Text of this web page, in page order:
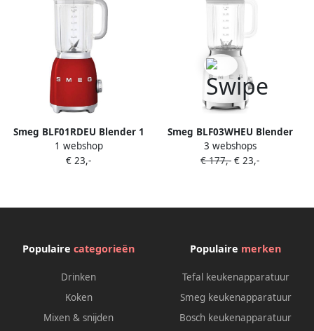
Smeg BLF01RDEU Blender 1
5L Rood OP=OP | Blenders |
Keuken&Koken
1 webshop
€ 23,-
Smeg BLF03WHEU Blender
Smoothie Blender 800W 1 5L
Tritan™ Kan 4 Snelheden Ice
3 webshops
€ 177,- € 23,-
Populaire categorieën
Drinken
Koken
Mixen & snijden
Populaire merken
Tefal keukenapparatuur
Smeg keukenapparatuur
Bosch keukenapparatuur